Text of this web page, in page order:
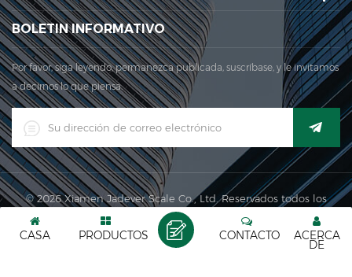
BOLETIN INFORMATIVO
Por favor, siga leyendo, permanezca publicada, suscríbase, y le invitamos
a decirnos lo que piensa.
© 2026 Xiamen Jadever Scale Co., Ltd. Reservados todos los
derechos. | XML
Red IPv6 admitida
CASA PRODUCTOS ACERCA
DE
CONTACTO